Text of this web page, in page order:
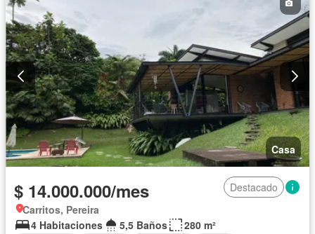
Casa
$ 14.000.000/mes
Destacado
Carritos, Pereira
4 Habitaciones
5,5 Baños
280 m²